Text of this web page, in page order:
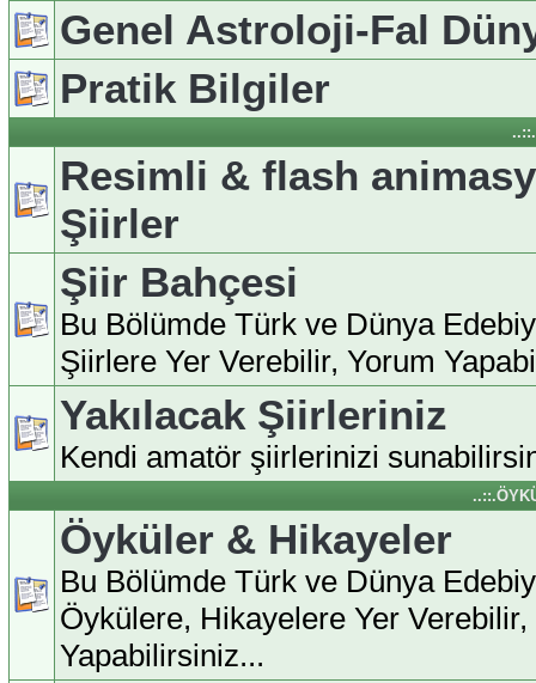
Genel Astroloji-Fal
Pratik Bilgiler
Resimli & flash
Şiirler
Şiir Bahçesi
Bu Bölümde Türk ve Dünya
Şiirlere Yer Verebilir, Yorum
Yakılacak Şiirleriniz
Kendi amatör şiirlerinizi
Öyküler & Hikayeler
Bu Bölümde Türk ve Dünya
Öykülere, Hikayelere Yer Verebilir,
Yapabilirsiniz...